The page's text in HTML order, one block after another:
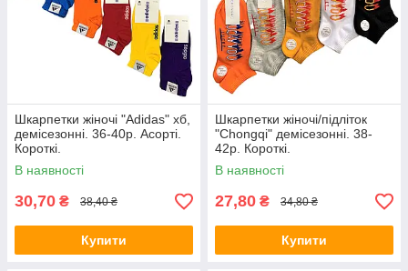
Шкарпетки жіночі "Adidas" хб,
демісезонні. 36-40р. Асорті.
Короткі.
В наявності
30,70 ₴ 38,40 ₴
Купити
Шкарпетки жіночі/підліток
"Chongqi" демісезонні. 38-
42р. Короткі.
В наявності
27,80 ₴ 34,80 ₴
Купити